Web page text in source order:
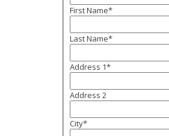
First Name*
Last Name*
Address 1*
Address 2
City*